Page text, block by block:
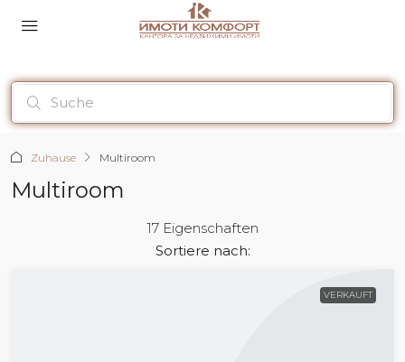
Zuhause Multiroom
Multiroom
17 Eigenschaften
Sortiere nach:
VERKAUFT